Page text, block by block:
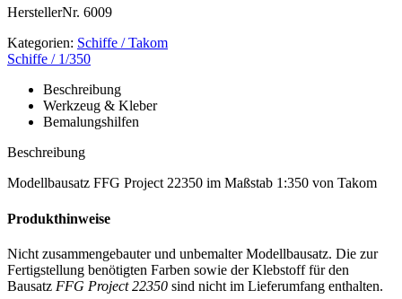
HerstellerNr. 6009
Kategorien: Schiffe / Takom
Schiffe / 1/350
Beschreibung
Werkzeug & Kleber
Bemalungshilfen
Beschreibung
Modellbausatz FFG Project 22350 im Maßstab 1:350 von Takom
Produkthinweise
Nicht zusammengebauter und unbemalter Modellbausatz. Die zur
Fertigstellung benötigten Farben sowie der Klebstoff für den
Bausatz FFG Project 22350 sind nicht im Lieferumfang enthalten.